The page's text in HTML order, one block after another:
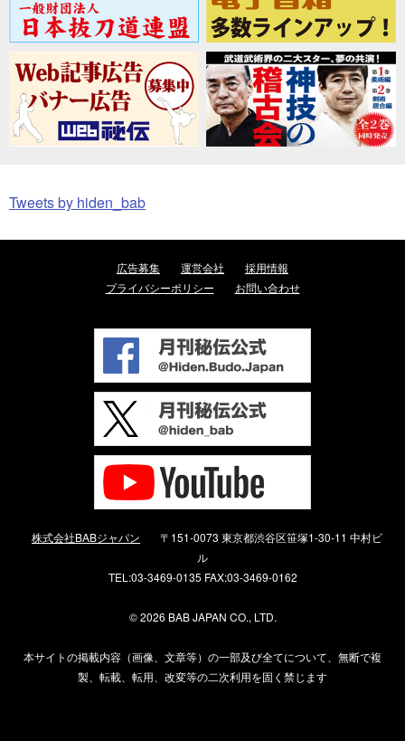
Tweets by hiden_bab
広告募集 運営会社
採用情報
プライバシーポリシー
お問い合わせ
株式会社BABジャパン
〒151-0073 東京都渋谷区笹塚1-30-11 中村ビ
ル
TEL:03-3469-0135 FAX:03-3469-0162
©2026 BAB JAPAN CO., LTD.
本サイトの掲載内容（画像、文章等）の一部及び全てについて、無断で複
製、転載、転用、改変等の二次利用を固く禁じます